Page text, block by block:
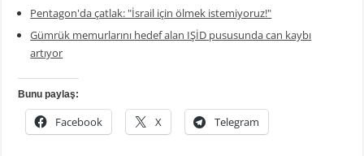
Pentagon'da çatlak: "İsrail için ölmek istemiyoruz!"
Gümrük memurlarını hedef alan IŞİD pususunda can kaybı
artıyor
Bunu paylaş:
Facebook X Telegram